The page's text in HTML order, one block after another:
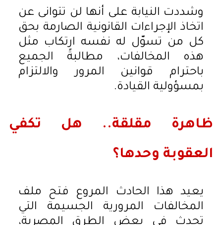
وشددت النيابة على أنها لن تتوانى عن
اتخاذ الإجراءات القانونية الصارمة بحق
كل من تسوّل له نفسه ارتكاب مثل
هذه المخالفات، مطالبةً الجميع
باحترام قوانين المرور والالتزام
بمسؤولية القيادة.
ظاهرة مقلقة.. هل تكفي
العقوبة وحدها؟
يعيد هذا الحادث المروع فتح ملف
المخالفات المرورية الجسيمة التي
تحدث في بعض الطرق المصرية،